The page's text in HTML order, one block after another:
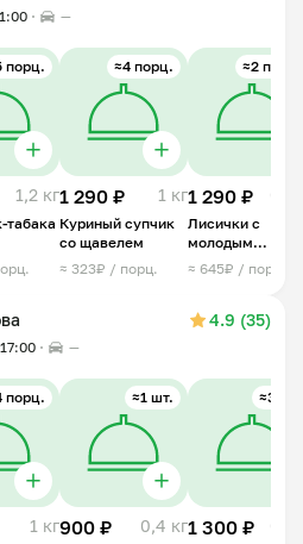
—
порц.
1,2 кг
табака
≈4 порц.
1 290 ₽ 1 кг
Куриный супчик
со щавелем
≈ 323₽ / порц.
≈2 порц.
1 290 ₽
Лисички с
молодым
картофелем
≈ 645₽ / порц.
4.9 (35)
—
порц.
1 кг
≈1 шт.
900 ₽ 0,4 кг
≈3 шт.
1 300 ₽